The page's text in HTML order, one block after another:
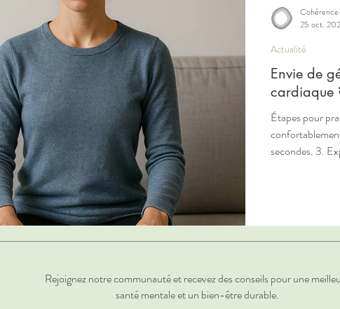
Envie de
cardiaque
Étapes pour
confortablement, dos droit. 2.
secondes. 3. Expirez lentement pendant 5 secondes. 4. Répétez
Actualité
25 oct.
Rejoignez notre communauté et recevez des conseils pour une
santé mentale et un bien-être durable.